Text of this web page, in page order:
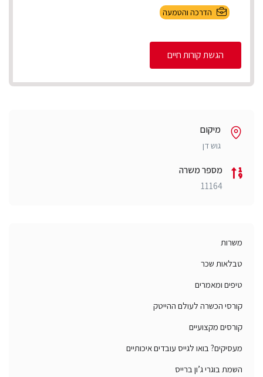
הדרכה והטמעה
הגשת קורות חיים
מיקום
גוש דן
מספר משרה
11164
משרות
טבלאות שכר
טיפים ומאמרים
קורסי הכשרה לעולם ההייטק
קורסים מקצועיים
מעסיקים? בואו לגייס עובדים איכותיים
השמת בוגרי ג’ון ברייס